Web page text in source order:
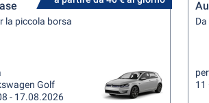
la piccola borsa
Golf
- 17.08.2026
11